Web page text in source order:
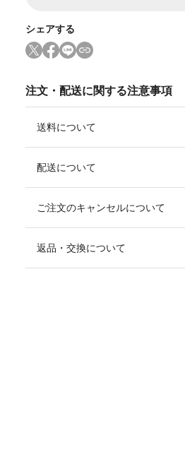
シェアする
注文・配送に関する注意事項
送料について
配送について
ご注文のキャンセルについて
返品・交換について